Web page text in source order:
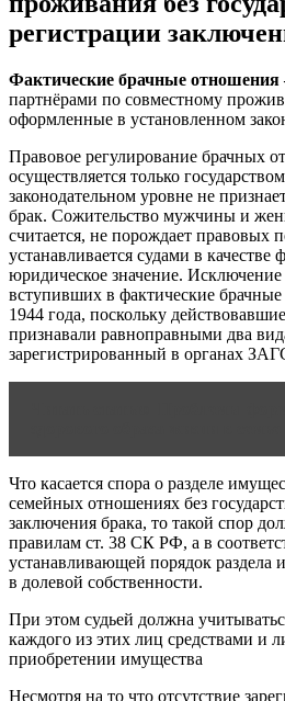
регистрации
Фактические брачные
партнёрами по совместному
оформленные в установленном
Правовое регулирование брачных
осуществляется только
законодательном уровне не
брак. Сожительство мужчины и
считается, не порождает правовых
устанавливается судами в
юридическое значение.
вступивших в фактические
1944 года, поскольку
признавали равноправными два
зарегистрированный в органах
Что касается спора о разделе
семейных отношениях без
заключения брака, то такой спор
правилам ст. 38 СК РФ, а в
устанавливающей порядок раздела
в долевой собственности.
При этом судьей должна
каждого из этих лиц средствами и
приобретении имущества
Несмотря на то что отсутствие